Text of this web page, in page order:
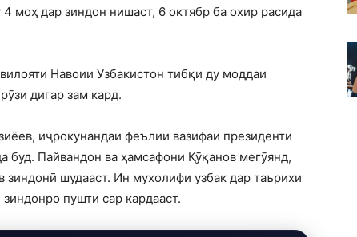
моҳ дар зиндон нишаст, 6 октябр ба охир расида
Навоии Узбакистон тибқи ду моддаи
дигар зам кард.
иҷрокунандаи феълии вазифаи президенти
буд. Пайвандон ва ҳамсафони Қӯқанов мегӯянд,
шудааст. Ин мухолифи узбак дар таърихи
пушти сар кардааст.